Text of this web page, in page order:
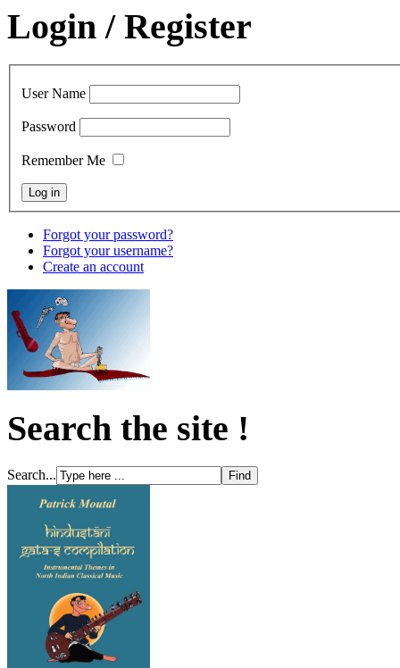
Login / Register
User Name
Password
Remember Me
Forgot your password?
Forgot your username?
Create an account
Search the site !
Search...